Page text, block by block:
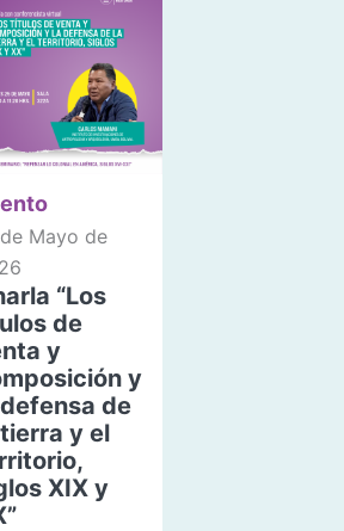
Mayo de
“Los
de
y
y
de
y el
XIX y